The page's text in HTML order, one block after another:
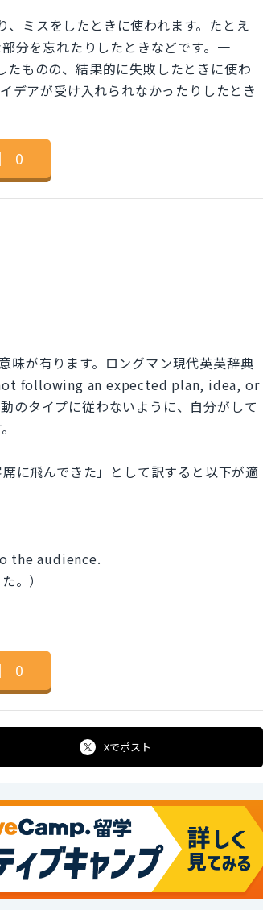
ミスをしたときに使われます。たとえ
分を忘れたりしたときなどです。一
ものの、結果的に失敗したときに使わ
デアが受け入れられなかったりしたとき
｜ 0
が有ります。ロングマン現代英英辞典
following an expected plan, idea, or
のタイプに従わないように、自分がして
に飛んできた」として訳すると以下が適
the audience.
。）
｜ 0
Xでポスト